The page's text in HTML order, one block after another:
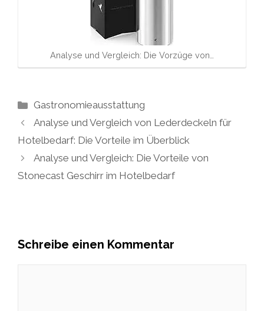
Analyse und Vergleich: Die Vorzüge von…
Kategorien
Gastronomieausstattung
Analyse und Vergleich von Lederdeckeln für
Hotelbedarf: Die Vorteile im Überblick
Analyse und Vergleich: Die Vorteile von
Stonecast Geschirr im Hotelbedarf
Schreibe einen Kommentar